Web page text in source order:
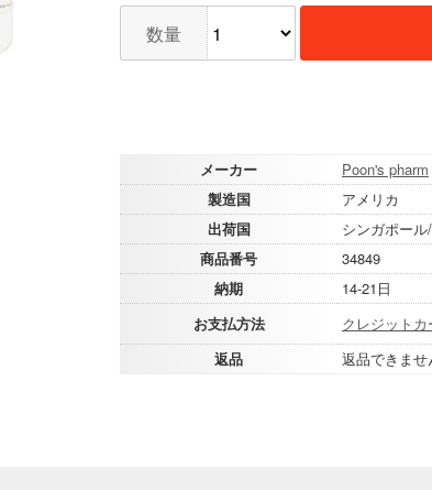
数量
メーカー
Poon's pharm
製造国
アメリカ
出荷国
シンガポー
商品番号
34849
納期
14-21日
お支払方法
クレジットカ
返品
返品できま